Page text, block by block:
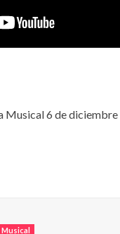
Musical 6 de